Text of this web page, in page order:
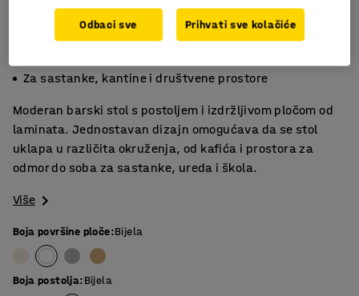
Slični proizvodi
Moderan i jednostavan za održavanje
Za sastanke, kantine i društvene prostore
Moderan barski stol s postoljem i izdržljivom pločom od
laminata. Jednostavan dizajn omogućava da se stol
uklapa u različita okruženja, od kafića i prostora za
odmor do soba za sastanke, ureda i škola.
Više
Boja površine ploče:Bijela
Boja postolja:Bijela
Odbaci sve Prihvati sve kolačiće